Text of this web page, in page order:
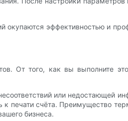
окупаются эффективностью и
От того, как вы выполните
или недостающей
печати счёта. Преимущество
бизнеса.